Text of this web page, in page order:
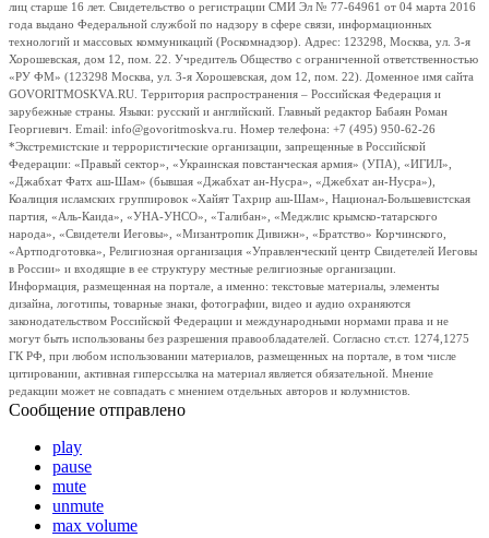
лиц старше 16 лет. Свидетельство о регистрации СМИ Эл № 77-64961 от 04 марта 2016
года выдано Федеральной службой по надзору в сфере связи, информационных
технологий и массовых коммуникаций (Роскомнадзор). Адрес: 123298, Москва, ул. 3-я
Хорошевская, дом 12, пом. 22. Учредитель Общество с ограниченной ответственностью
«РУ ФМ» (123298 Москва, ул. 3-я Хорошевская, дом 12, пом. 22). Доменное имя сайта
GOVORITMOSKVA.RU. Территория распространения – Российская Федерация и
зарубежные страны. Языки: русский и английский. Главный редактор Бабаян Роман
Георгиевич. Email: info@govoritmoskva.ru. Номер телефона: +7 (495) 950-62-26
*Экстремистские и террористические организации, запрещенные в Российской
Федерации: «Правый сектор», «Украинская повстанческая армия» (УПА), «ИГИЛ»,
«Джабхат Фатх аш-Шам» (бывшая «Джабхат ан-Нусра», «Джебхат ан-Нусра»),
Коалиция исламских группировок «Хайят Тахрир аш-Шам», Национал-Большевистская
партия, «Аль-Каида», «УНА-УНСО», «Талибан», «Меджлис крымско-татарского
народа», «Свидетели Иеговы», «Мизантропик Дивижн», «Братство» Корчинского,
«Артподготовка», Религиозная организация «Управленческий центр Свидетелей Иеговы
в России» и входящие в ее структуру местные религиозные организации.
Информация, размещенная на портале, а именно: текстовые материалы, элементы
дизайна, логотипы, товарные знаки, фотографии, видео и аудио охраняются
законодательством Российской Федерации и международными нормами права и не
могут быть использованы без разрешения правообладателей. Согласно ст.ст. 1274,1275
ГК РФ, при любом использовании материалов, размещенных на портале, в том числе
цитировании, активная гиперссылка на материал является обязательной. Мнение
редакции может не совпадать с мнением отдельных авторов и колумнистов.
Сообщение отправлено
play
pause
mute
unmute
max volume